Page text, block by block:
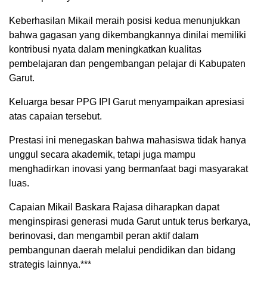
Keberhasilan Mikail meraih posisi kedua menunjukkan
bahwa gagasan yang dikembangkannya dinilai memiliki
kontribusi nyata dalam meningkatkan kualitas
pembelajaran dan pengembangan pelajar di Kabupaten
Garut.
Keluarga besar PPG IPI Garut menyampaikan apresiasi
atas capaian tersebut.
Prestasi ini menegaskan bahwa mahasiswa tidak hanya
unggul secara akademik, tetapi juga mampu
menghadirkan inovasi yang bermanfaat bagi masyarakat
luas.
Capaian Mikail Baskara Rajasa diharapkan dapat
menginspirasi generasi muda Garut untuk terus berkarya,
berinovasi, dan mengambil peran aktif dalam
pembangunan daerah melalui pendidikan dan bidang
strategis lainnya.***